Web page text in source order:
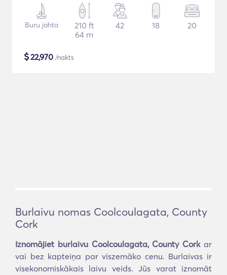
Buru jahta
210 ft
64 m
42 18 20
$22,970 /nakts
Burlaivu nomas Coolcoulagata, County
Cork
Iznomājiet burlaivu Coolcoulagata, County Corkar
vai bez kapteiņa par viszemāko cenu. Burlaivas ir
visekonomiskākais laivu veids. Jūs varat iznomāt